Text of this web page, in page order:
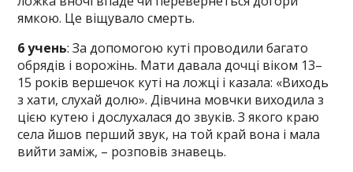
ямкою. Це віщувало смерть.
6 учень: За допомогою куті проводили багато
обрядів і ворожінь. Мати давала дочці віком 13–
15 років вершечок куті на ложці і казала: «Виходь
з хати, слухай долю». Дівчина мовчки виходила з
цією кутею і дослухалася до звуків. З якого краю
села йшов перший звук, на той край вона і мала
вийти заміж, – розповів знавець.